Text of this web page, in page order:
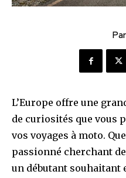
L’Europe offre une
de curiosités que vous
vos voyages à moto.
passionné cherchant
un débutant souhaitant